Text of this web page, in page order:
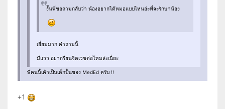
งั้นพี่ขอถามกลับว่า น้องอยากได้หมอแบบไหนอ่ะที่จะรักษาน้อง
เยี่ยมมาก คำถามนี้
มีแวว อยากรียนจิตเวชต่อไหมล่ะเนี่ยะ
พี่คนนี้เค้าเป็นเด็กปั้นของ MedEd ครับ !!
+1